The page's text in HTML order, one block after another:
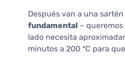
Después van a una
fundamental –
lado necesita
minutos a 200 °C para